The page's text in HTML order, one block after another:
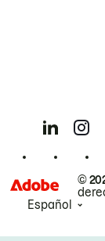
©
Español